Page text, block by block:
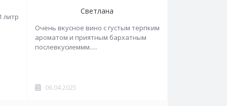
литр
Светлана
Очень вкусное вино с густым терпким
ароматом и приятным бархатным
послевкусиеммм.....
06.04.2025